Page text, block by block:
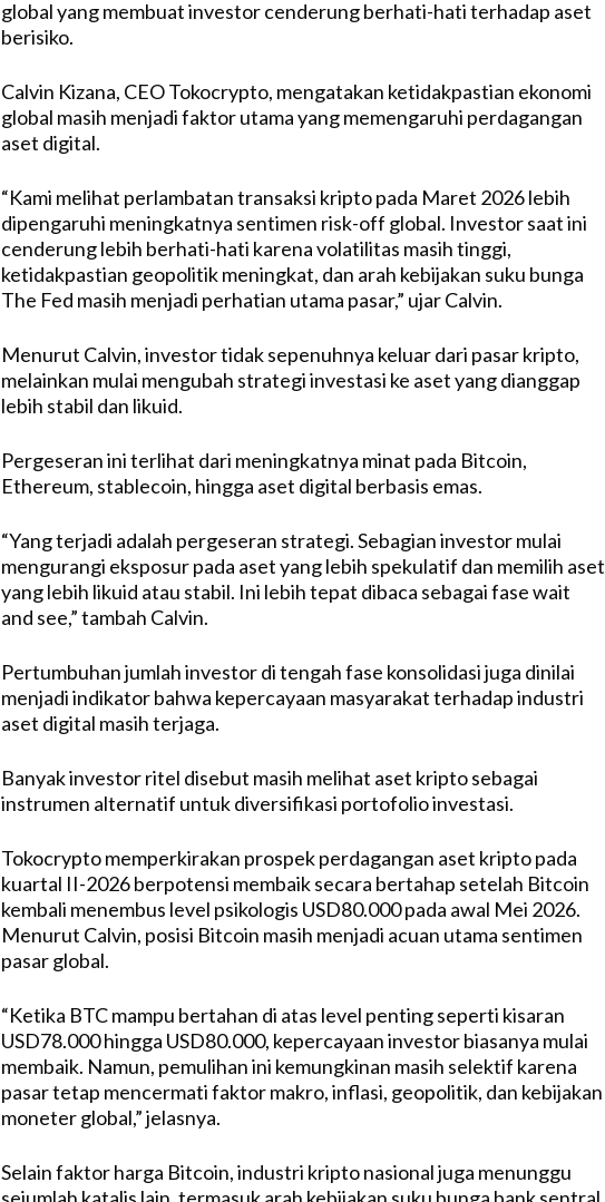
global yang membuat investor cenderung berhati-hati terhadap aset
berisiko.
Calvin Kizana, CEO Tokocrypto, mengatakan ketidakpastian ekonomi
global masih menjadi faktor utama yang memengaruhi perdagangan
aset digital.
“Kami melihat perlambatan transaksi kripto pada Maret 2026 lebih
dipengaruhi meningkatnya sentimen risk-off global. Investor saat ini
cenderung lebih berhati-hati karena volatilitas masih tinggi,
ketidakpastian geopolitik meningkat, dan arah kebijakan suku bunga
The Fed masih menjadi perhatian utama pasar,” ujar Calvin.
Menurut Calvin, investor tidak sepenuhnya keluar dari pasar kripto,
melainkan mulai mengubah strategi investasi ke aset yang dianggap
lebih stabil dan likuid.
Pergeseran ini terlihat dari meningkatnya minat pada Bitcoin,
Ethereum, stablecoin, hingga aset digital berbasis emas.
“Yang terjadi adalah pergeseran strategi. Sebagian investor mulai
mengurangi eksposur pada aset yang lebih spekulatif dan memilih aset
yang lebih likuid atau stabil. Ini lebih tepat dibaca sebagai fase wait
and see,” tambah Calvin.
Pertumbuhan jumlah investor di tengah fase konsolidasi juga dinilai
menjadi indikator bahwa kepercayaan masyarakat terhadap industri
aset digital masih terjaga.
Banyak investor ritel disebut masih melihat aset kripto sebagai
instrumen alternatif untuk diversifikasi portofolio investasi.
Tokocrypto memperkirakan prospek perdagangan aset kripto pada
kuartal II-2026 berpotensi membaik secara bertahap setelah Bitcoin
kembali menembus level psikologis USD80.000 pada awal Mei 2026.
Menurut Calvin, posisi Bitcoin masih menjadi acuan utama sentimen
pasar global.
“Ketika BTC mampu bertahan di atas level penting seperti kisaran
USD78.000 hingga USD80.000, kepercayaan investor biasanya mulai
membaik. Namun, pemulihan ini kemungkinan masih selektif karena
pasar tetap mencermati faktor makro, inflasi, geopolitik, dan kebijakan
moneter global,” jelasnya.
Selain faktor harga Bitcoin, industri kripto nasional juga menunggu